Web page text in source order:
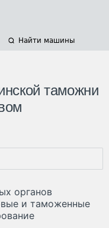
Найти машины
таможни
органов
и таможенные